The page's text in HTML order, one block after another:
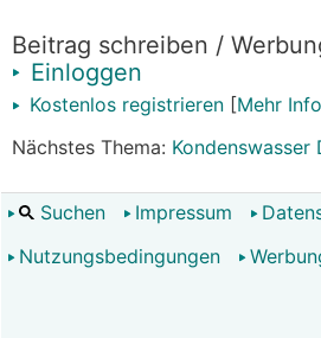
Beitrag schreiben /
Einloggen
Kostenlos registrieren [Mehr
Nächstes Thema: Kondenswasser
Suchen Impressum
Nutzungsbedingungen